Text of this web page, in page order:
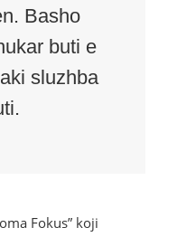
Basho
buti e
sluzhba
Fokus” koji